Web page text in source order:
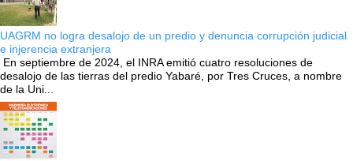
UAGRM no logra desalojo de un predio y denuncia corrupción judicial
e injerencia extranjera
En septiembre de 2024, el INRA emitió cuatro resoluciones de
desalojo de las tierras del predio Yabaré, por Tres Cruces, a nombre
de la Uni...